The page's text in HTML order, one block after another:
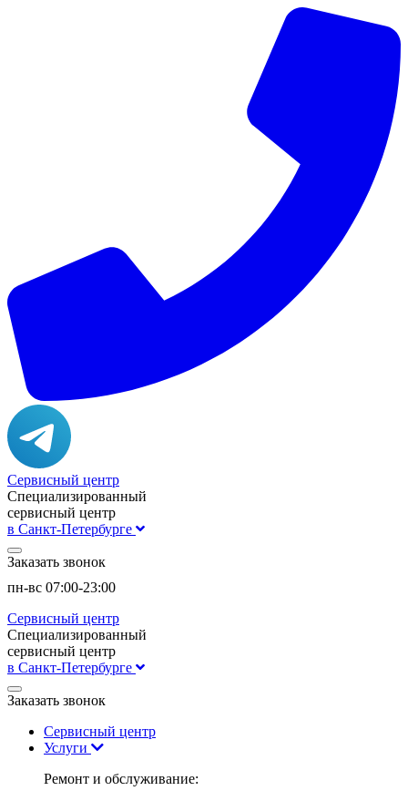
Сервисный центр
Специализированный
сервисный центр
в Санкт-Петербурге
Заказать звонок
пн-вс 07:00-23:00
Сервисный центр
Специализированный
сервисный центр
в Санкт-Петербурге
Заказать звонок
Сервисный центр
Услуги
Ремонт и обслуживание: